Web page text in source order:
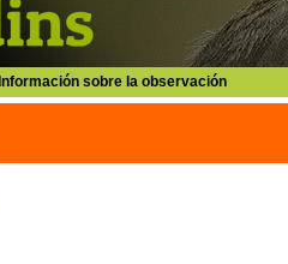
Información sobre la observación